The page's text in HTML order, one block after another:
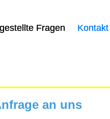
Fragen Kontakt
an uns